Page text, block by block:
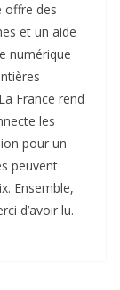
offre des
et un aide
numérique
France rend
les
pour un
peuvent
Ensemble,
d’avoir lu.